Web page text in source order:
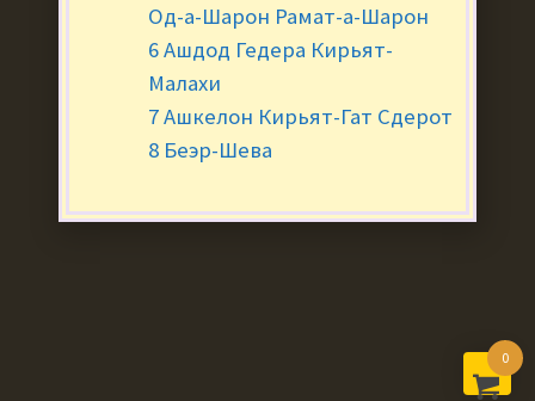
0
Од-а-Шарон Рамат-а-Шарон
6 Ашдод Гедера Кирьят-
Малахи
7 Ашкелон Кирьят-Гат Сдерот
8 Беэр-Шева